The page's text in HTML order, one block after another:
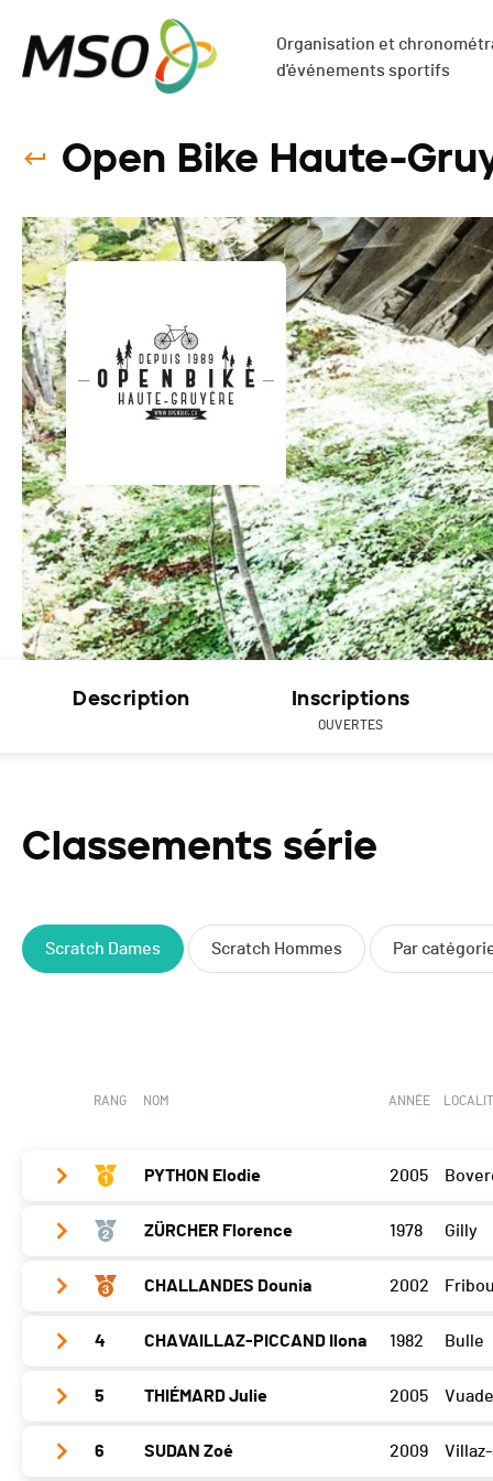
Organisation et
d'événements sportifs
Open Bike Haute-
Description Inscriptions
OUVERTES
Classements série
Scratch Dames Scratch Hommes Par
RANG NOM ANNÉE
PYTHON Elodie 2005
Glèbe 0
Sense 0
Chasseron
Open Bike 0
ZÜRCHER Florence 1978 Gilly
Glèbe 258
Sense 0
Chasseron
Open Bike 0
CHALLANDES Dounia 2002
Glèbe 280
Sense 0
Chasseron
4 CHAVAILLAZ-PICCAND Ilona 1982 Bulle
Glèbe 0
Sense 0
5 THIÉMARD Julie 2005
Glèbe 270
6 SUDAN Zoé 2009